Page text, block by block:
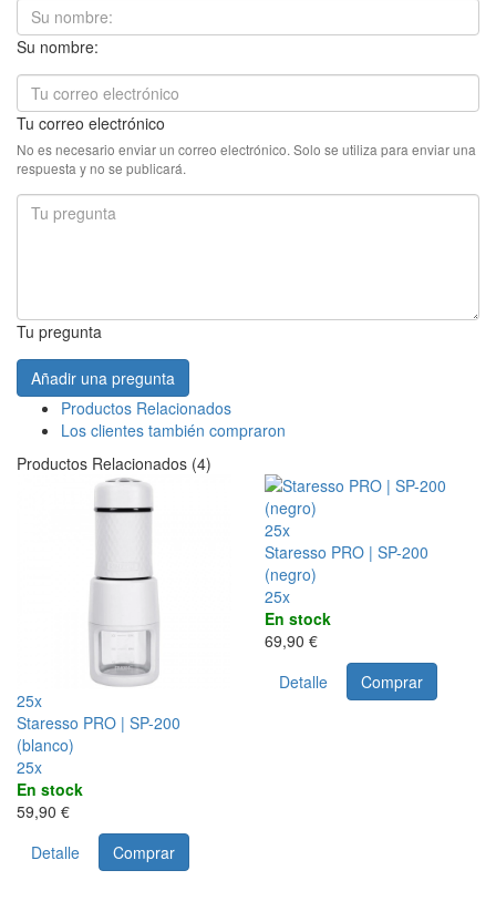
Su nombre:
Tu correo electrónico
No es necesario enviar un correo electrónico. Solo se utiliza para enviar una
respuesta y no se publicará.
Tu pregunta
Añadir una pregunta
Productos Relacionados
Los clientes también compraron
Productos Relacionados (4)
25x
Staresso PRO | SP-200
(blanco)
25x
En stock
59,90 €
Detalle
Comprar
25x
Staresso PRO | SP-200
(negro)
25x
En stock
69,90 €
Detalle
Comprar